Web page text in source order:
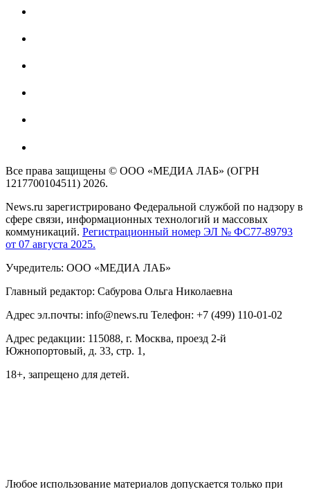
Все права защищены © ООО «МЕДИА ЛАБ» (ОГРН
1217700104511) 2026.
News.ru зарегистрировано Федеральной службой по надзору в
сфере связи, информационных технологий и массовых
коммуникаций. Регистрационный номер ЭЛ № ФС77-89793
от 07 августа 2025.
Учредитель: ООО «МЕДИА ЛАБ»
Главный редактор: Сабурова Ольга Николаевна
Адрес эл.почты: info@news.ru Телефон: +7 (499) 110-01-02
Адрес редакции: 115088, г. Москва, проезд 2-й
Южнопортовый, д. 33, стр. 1,
18+, запрещено для детей.
Любое использование материалов допускается только при